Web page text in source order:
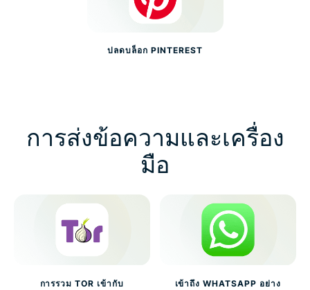
ปลดบล็อก PINTEREST
การส่งข้อความและเครื่อง
มือ
การรวม TOR เข้ากับ
เข้าถึง WHATSAPP อย่าง